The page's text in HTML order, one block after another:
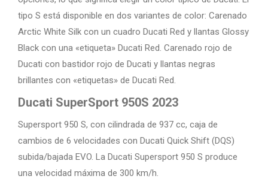
tipo S está disponible en dos variantes de color: Carenado
Arctic White Silk con un cuadro Ducati Red y llantas Glossy
Black con una «etiqueta» Ducati Red. Carenado rojo de
Ducati con bastidor rojo de Ducati y llantas negras
brillantes con «etiquetas» de Ducati Red.
Ducati SuperSport 950S 2023
Supersport 950 S, con cilindrada de 937 cc, caja de
cambios de 6 velocidades con Ducati Quick Shift (DQS)
subida/bajada EVO. La Ducati Supersport 950 S produce
una velocidad máxima de 300 km/h.